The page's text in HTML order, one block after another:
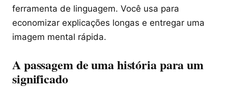
ferramenta de linguagem. Você usa para
economizar explicações longas e entregar uma
imagem mental rápida.
A passagem de uma história para um
significado